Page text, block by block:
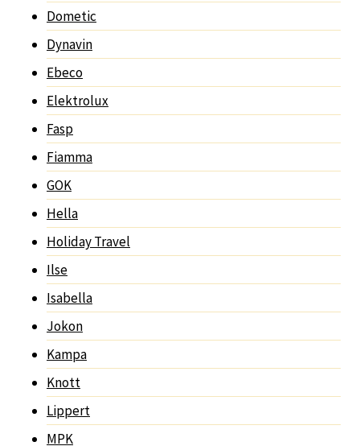
Dometic
Dynavin
Ebeco
Elektrolux
Fasp
Fiamma
GOK
Hella
Holiday Travel
Ilse
Isabella
Jokon
Kampa
Knott
Lippert
MPK